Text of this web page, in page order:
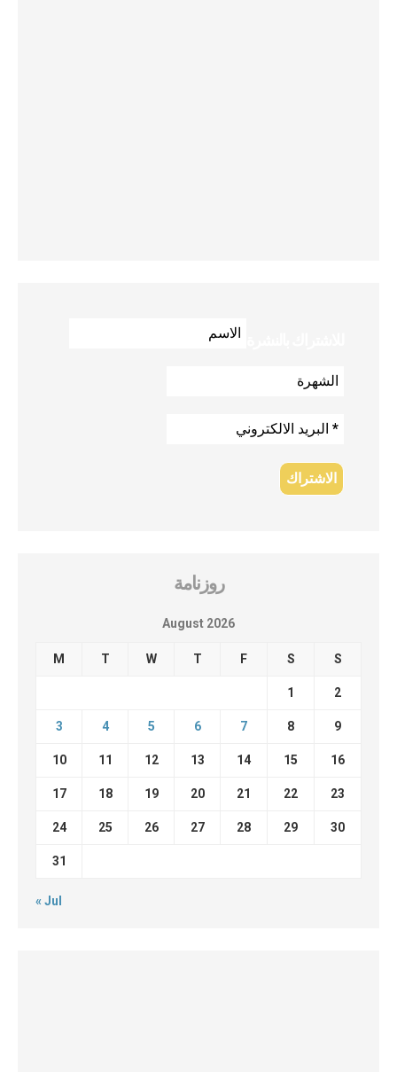
روزنامة
August 2026
M T W T F S S
1 2
3 4 5 6 7 8 9
10 11 12 13 14 15 16
17 18 19 20 21 22 23
24 25 26 27 28 29 30
31
« Jul